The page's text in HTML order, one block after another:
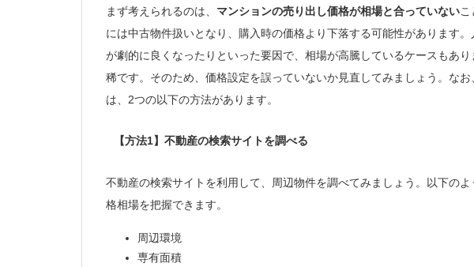
まず考えられるのは、 マンションの売り出し価格が相場と合っていない
には中古物件扱いとなり、購入時の価格より下落する可能性があります
が劇的に良くなったりといった要因で、相場が高騰しているケースもあ
稀です。そのため、価格設定を誤っていないか見直してみましょう。な
は、2つの以下の方法があります。
【方法1】不動産の検索サイトを調べる
不動産の検索サイトを利用して、周辺物件を調べてみましょう。以下の
格相場を把握できます。
周辺環境
専有面積